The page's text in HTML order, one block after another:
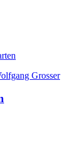
Grosser